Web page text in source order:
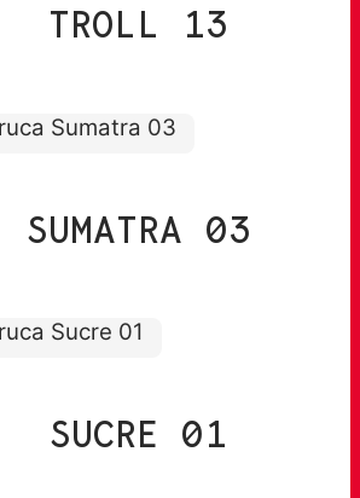
TROLL 13
SUMATRA 03
SUCRE 01